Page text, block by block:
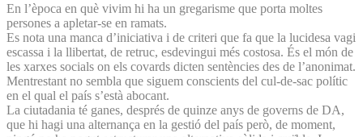
En l’època en què vivim hi ha un gregarisme que porta moltes
persones a apletar-se en ramats.
Es nota una manca d’iniciativa i de criteri que fa que la lucidesa vagi
escassa i la llibertat, de retruc, esdevingui més costosa. És el món de
les xarxes socials on els covards dicten sentències des de l’anonimat.
Mentrestant no sembla que siguem conscients del cul-de-sac polític
en el qual el país s’està abocant.
La ciutadania té ganes, després de quinze anys de governs de DA,
que hi hagi una alternança en la gestió del país però, de moment,